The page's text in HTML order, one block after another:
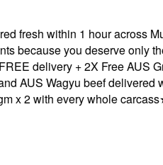
within 1 hour across Muscat
you deserve only the best!
+ 2X Free AUS Grass-
Wagyu beef delivered within
every whole carcass★